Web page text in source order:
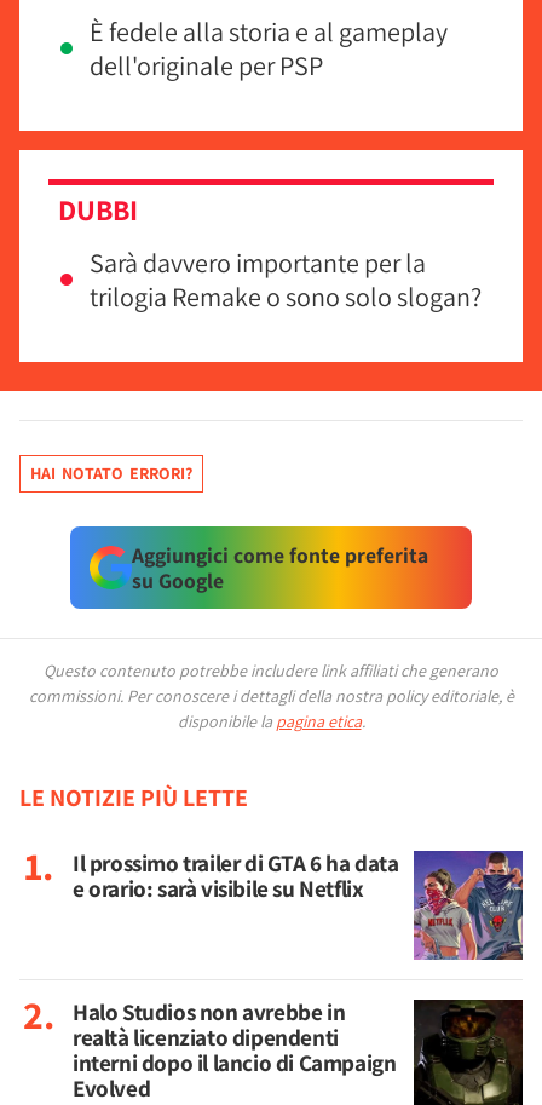
È fedele alla storia e al gameplay
dell'originale per PSP
DUBBI
Sarà davvero importante per la
trilogia Remake o sono solo slogan?
HAI NOTATO ERRORI?
Aggiungici come fonte preferita
su Google
Questo contenuto potrebbe includere link affiliati che generano
commissioni. Per conoscere i dettagli della nostra policy editoriale, è
disponibile la pagina etica.
LE NOTIZIE PIÙ LETTE
Il prossimo trailer di GTA 6 ha data
e orario: sarà visibile su Netflix
Halo Studios non avrebbe in
realtà licenziato dipendenti
interni dopo il lancio di Campaign
Evolved